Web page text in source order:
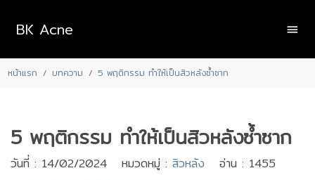
BK Acne
หน้าแรก บทความ 5 พฤติกรรม ทำให้เป็นสิวหลังซ้ำซาก
5 พฤติกรรม ทำให้เป็นสิวหลังซ้ำซาก
วันที่ : 14/02/2024 หมวดหมู่ : สิวหลัง อ่าน : 1455